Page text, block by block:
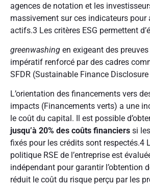
agences de notation et les
massivement sur ces indicateurs pour
actifs.3 Les critères ESG permettent
greenwashing en exigeant des
impératif renforcé par des cadres
SFDR (Sustainable Finance
L’orientation des financements vers
impacts (Financements verts) a une
le coût du capital. Il est possible
jusqu’à 20% des coûts financiers si
fixés pour les crédits sont respectés.4
politique RSE de l’entreprise est
indépendant pour garantir l’obtention
réduit le coût du risque perçu par les